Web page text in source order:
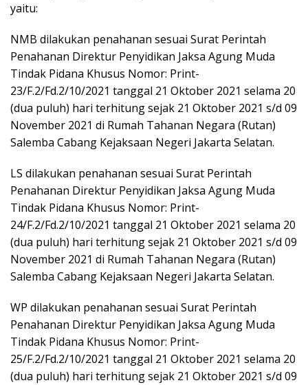
yaitu:
NMB dilakukan penahanan sesuai Surat Perintah
Penahanan Direktur Penyidikan Jaksa Agung Muda
Tindak Pidana Khusus Nomor: Print-
23/F.2/Fd.2/10/2021 tanggal 21 Oktober 2021 selama 20
(dua puluh) hari terhitung sejak 21 Oktober 2021 s/d 09
November 2021 di Rumah Tahanan Negara (Rutan)
Salemba Cabang Kejaksaan Negeri Jakarta Selatan.
LS dilakukan penahanan sesuai Surat Perintah
Penahanan Direktur Penyidikan Jaksa Agung Muda
Tindak Pidana Khusus Nomor: Print-
24/F.2/Fd.2/10/2021 tanggal 21 Oktober 2021 selama 20
(dua puluh) hari terhitung sejak 21 Oktober 2021 s/d 09
November 2021 di Rumah Tahanan Negara (Rutan)
Salemba Cabang Kejaksaan Negeri Jakarta Selatan.
WP dilakukan penahanan sesuai Surat Perintah
Penahanan Direktur Penyidikan Jaksa Agung Muda
Tindak Pidana Khusus Nomor: Print-
25/F.2/Fd.2/10/2021 tanggal 21 Oktober 2021 selama 20
(dua puluh) hari terhitung sejak 21 Oktober 2021 s/d 09